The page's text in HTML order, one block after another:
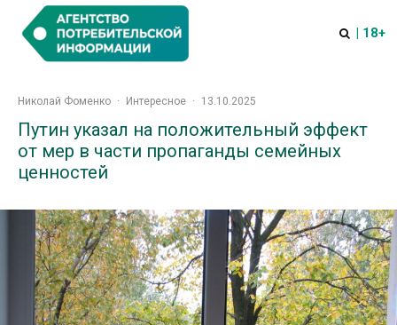
| 18+
Николай Фоменко · Интересное · 13.10.2025
Путин указал на положительный эффект
от мер в части пропаганды семейных
ценностей